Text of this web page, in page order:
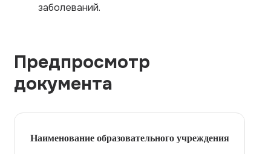
заболеваний.
Предпросмотр
документа
Наименование образовательного учреждения